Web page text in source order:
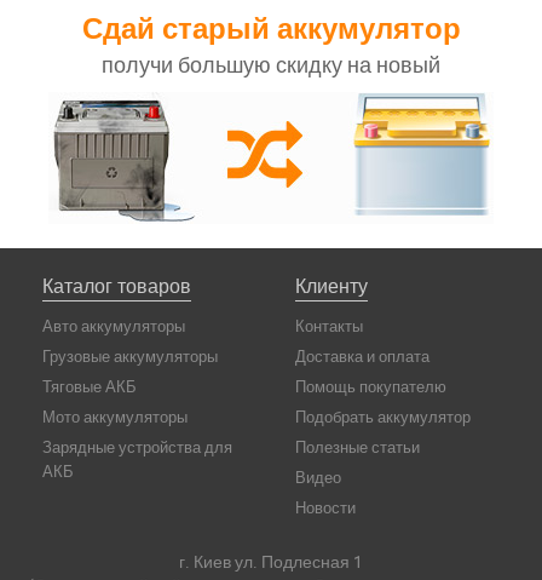
Сдай старый аккумулятор
получи большую скидку на новый
Каталог товаров
Авто аккумуляторы
Грузовые аккумуляторы
Тяговые АКБ
Мото аккумуляторы
Зарядные устройства для
АКБ
Клиенту
Контакты
Доставка и оплата
Помощь покупателю
Подобрать аккумулятор
Полезные статьи
Видео
Новости
г. Киев ул. Подлесная 1